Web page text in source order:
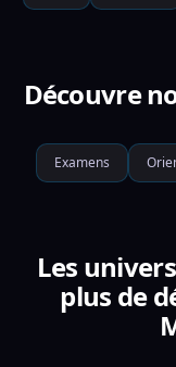
Découvre
Examens
Les
plus de